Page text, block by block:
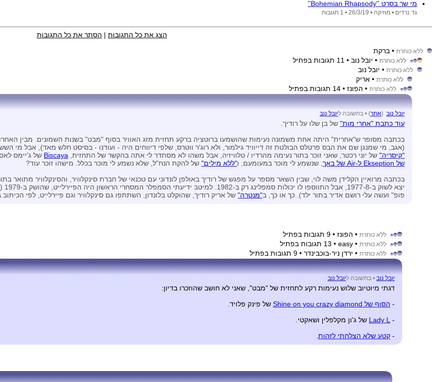
מי שר בסרט ''Bohemian Rhapsody''
גד נרדים • מוזיקה • 26/3/19 • 1 תגובות
הצג את כל התגובות | הסתר את כל התגובות
ללא כותרת • ברקת
ללא כותרת • יובל נוב • 11 תגובות בפתיל
ללא כותרת • יובל נוב
ללא כותרת • אריק
ללא כותרת • הפונז • 14 תגובות בפתיל
יובל נוב (אתר) • בתשובה ליובל נוב
עוד כתבת "אחרי מות" של בן שלו על רודיך.
בכתבה מסופר ש"אחרית" היתה אחת משמונה נעימות שהושמעו ברוטציה ברקע תחזית מזג האוויר בסוף "מבט" בשנות השמונים. מבין
(אגב, מי שמנגן שם את הבס פרטלס הבולטת זה דייוויד גילמור, ולא רוג'ר ווטרס, שלפי דיווחים היה - ועודנו - בסיסט חלש מאד), אבל מי
"קיסריה" של יוני רכטר, שאני זוכר בתור נעימה מהרדיו / טלוויזיה, אבל משהו לא מסתדר לי אתה בהקשר של התחזית, Biscaya של ג'יימס
של Ekseption ל-Air של באך
, שנשמע לי מוכר במעומעם, ו"ללא מילים" של להקת הנח"ל, שלא נשמע לי מוכר בכלל. מישהו זוכר עוד?
בכתבה מרואיין הקלידן משה לוי, שבין השאר מספר על מפגש של רודיך באולפן לונדוני עם טכנאי של חברת סינקלוויר, והסינקלוויר מתואר
יצא לשוק ב-‏1977-8, אבל התווספו לו יכולות סמפלינג רק ב-‏1982. למיטב ידיעתי הסמפלר המסחרי הראשון היה הפיירלייט, שהושק ב-‏1979 (אני התוודעתי אליו דרך
פופ" ועשה עלי רושם אדיר בתור ילד). כך או כך, ב"מנטרה" של אריק רודיך, שהוקלט בלונדון, השתתפו גם סינקלוויר וגם פיירלייט, לפי הכיתוב
ללא כותרת • הפונז • 9 תגובות בפתיל
ללא כותרת • easy • 13 תגובות בפתיל
ללא כותרת • ירדן ניר-בוכבינדר • 9 תגובות בפתיל
יובל נוב • בתשובה ליובל נוב
דגתי מיוטיוב שלוש נעימות רקע לתחזית של "מבט", שאני לא חושב שהוזכרו בדיון:
- הסוף של Shine on you crazy diamond
של פינק פלויד.
-
Lady L של ג'ון מקלפלין ושאקטי.
- קטע שלא הצלחתי לזהות